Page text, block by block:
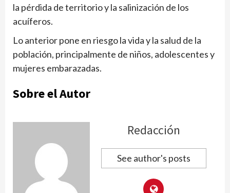
la pérdida de territorio y la salinización de los
acuíferos.
Lo anterior pone en riesgo la vida y la salud de la
población, principalmente de niños, adolescentes y
mujeres embarazadas.
Sobre el Autor
Redacción
See author's posts